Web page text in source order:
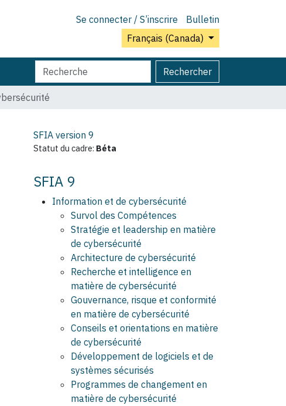
Se connecter / S’inscrire
Bulletin
Français (Canada)
Chercher
par
Rechercher
Recherche
avancée…
SFIA version 9
Statut du cadre: Béta
SFIA 9
Information et de cybersécurité
Survol des Compétences
Stratégie et leadership en matière
de cybersécurité
Architecture de cybersécurité
Recherche et intelligence en
matière de cybersécurité
Gouvernance, risque et conformité
en matière de cybersécurité
Conseils et orientations en matière
de cybersécurité
Développement de logiciels et de
systèmes sécurisés
Programmes de changement en
matière de cybersécurité